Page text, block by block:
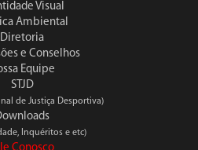
Visual
Ambiental
Diretoria
e Conselhos
Equipe
STJD
de Justiça Desportiva)
Inquéritos e etc)